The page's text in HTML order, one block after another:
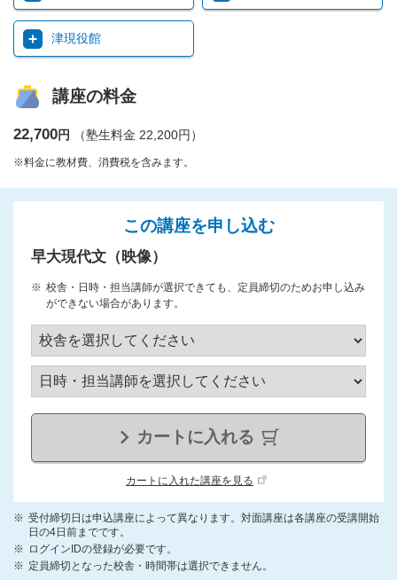
津現役館
講座の料金
22,700円 （塾生料金 22,200円）
※料金に教材費、消費税を含みます。
この講座を申し込む
早大現代文（映像）
校舎・日時・担当講師が選択できても、定員締切のためお申し込み
ができない場合があります。
カートに入れる
カートに入れた講座を見る
受付締切日は申込講座によって異なります。対面講座は各講座の受講開始
日の4日前までです。
ログインIDの登録が必要です。
定員締切となった校舎・時間帯は選択できません。